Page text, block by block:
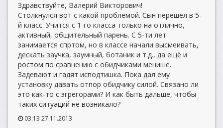
Здравствуйте, Валерий Викторович!
Столкнулся вот с какой проблемой. Сын перешёл в 5-
й класс. Учится с 1-го класса только на отлично,
активный, общительный парень. С 5-ти лет
занимается спртом, но в классе начали высмеивать,
дескать заучка, заумный, ботаник и т.д., да ещё и
ростом по сравнению с обидчиками менише.
Задевают и гадят исподтишка. Пока дал ему
установку давать отпор обидчику силой. Связано ли
это как-то с эгрегорами? И как быть дальше, чтобы
таких ситуаций не возникало?
03:13 27.11.2013